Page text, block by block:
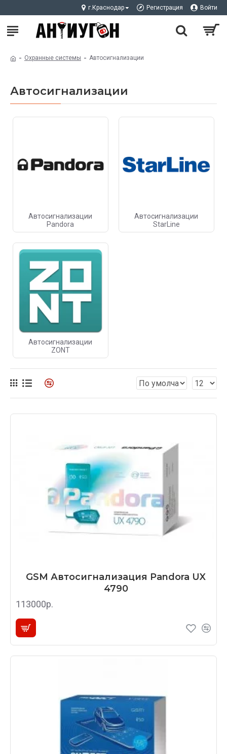
г.Краснодар Регистрация Войти
Охранные системы Автосигнализации
Автосигнализации
Автосигнализации
Pandora
Автосигнализации
StarLine
Автосигнализации
ZONT
GSM Автосигнализация Pandora UX
4790
113000р.